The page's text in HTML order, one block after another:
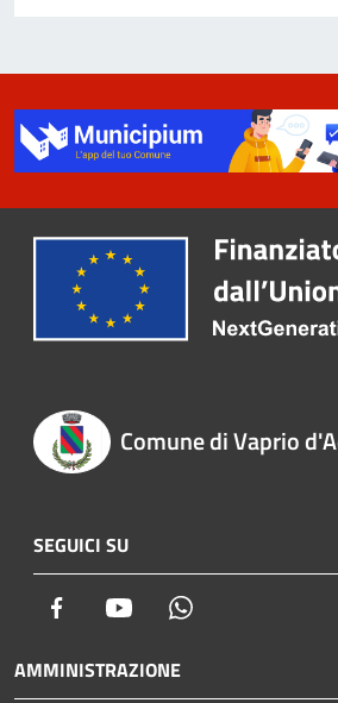
Comune di Vaprio
SEGUICI SU
Facebook Youtube
AMMINISTRAZIONE